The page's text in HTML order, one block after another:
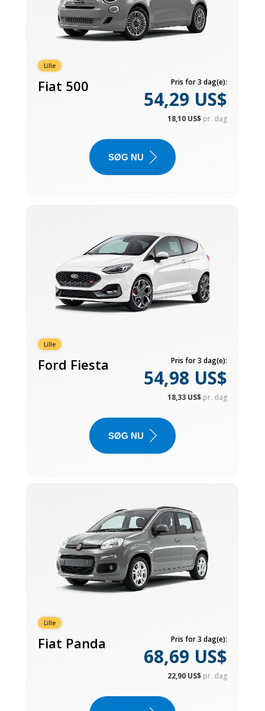
Lille
Fiat 500 Pris for 3 dag(e):
54,29 US$
18,10 US$ pr. dag
SØG NU
Lille
Ford Fiesta Pris for 3 dag(e):
54,98 US$
18,33 US$ pr. dag
SØG NU
Lille
Fiat Panda Pris for 3 dag(e):
68,69 US$
22,90 US$ pr. dag